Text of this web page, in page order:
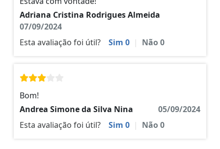
Adriana Cristina Rodrigues Almeida
07/09/2024
Esta avaliação foi útil?
Sim 0 | Não0
Bom!
Andrea Simone da Silva Nina
05/09/2024
Esta avaliação foi útil?
Sim 0 | Não0